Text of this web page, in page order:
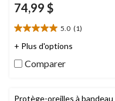
74,99 $
5.0 (1)
5.0
étoile(s)
5.
+ Plus d'options
Comparer
Protège-oreilles à bandeau